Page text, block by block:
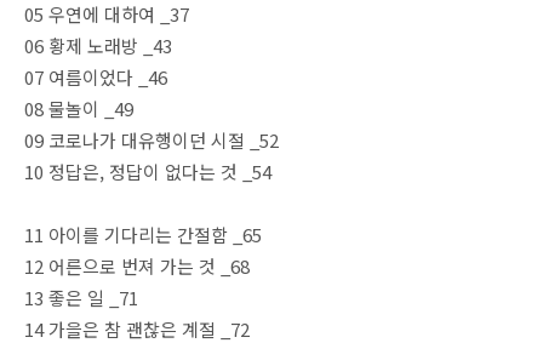
05 우연에 대하여 _37
06 황제 노래방 _43
07 여름이었다 _46
08 물놀이 _49
09 코로나가 대유행이던 시절 _52
10 정답은, 정답이 없다는 것 _54
11 아이를 기다리는 간절함 _65
12 어른으로 번져 가는 것 _68
13 좋은 일 _71
14 가을은 참 괜찮은 계절 _72